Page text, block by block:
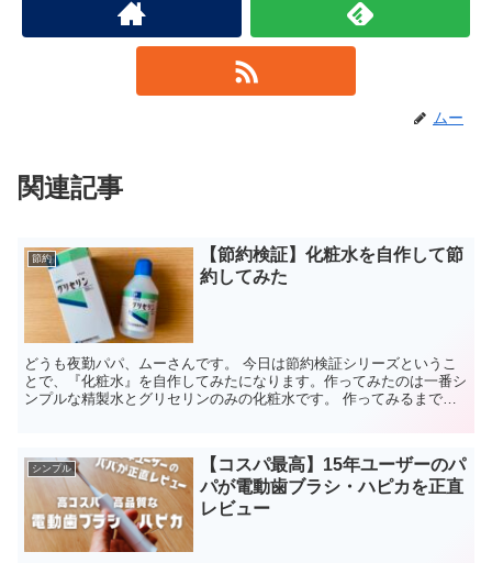
ムー
関連記事
節約
【節約検証】化粧水を自作して節
約してみた
どうも夜勤パパ、ムーさんです。 今日は節約検証シリーズというこ
とで、『化粧水』を自作してみたになります。作ってみたのは一番シ
ンプルな精製水とグリセリンのみの化粧水です。 作ってみるまでは
シンプル
【コスパ最高】15年ユーザーのパ
パが電動歯ブラシ・ハピカを正直
レビュー